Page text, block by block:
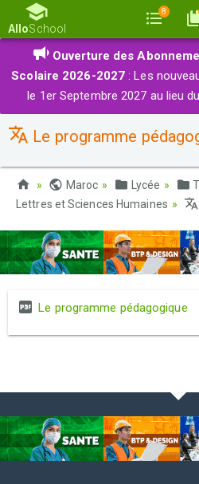
AlloSchool
8
Ouverture des
Scolaire 2026-2027 : Les
le 1er Septembre 2027 au lieu
Le programme
Maroc Lycée
Lettres et Sciences Humaines
Le programme pédagogique